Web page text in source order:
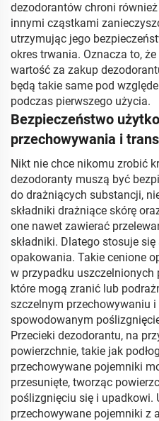
dezodorantów chroni również
innymi cząstkami
utrzymując jego
okres trwania. Oznacza to,
wartość za zakup
będą takie same pod
podczas pierwszego użycia.
Bezpieczeństwo
przechowywania i
Nikt nie chce nikomu zrobić
dezodoranty muszą być
do drażniących substancji,
składniki drażniące skórę
one nawet zawierać
składniki. Dlatego stosuje
opakowania. Takie cenione
w przypadku uszczelnionych
które mogą zranić lub
szczelnym przechowywaniu
spowodowanym
Przecieki dezodorantu, na
powierzchnie, takie jak
przechowywane pojemniki
przesunięte, tworząc
poślizgnięciu się i upadkowi.
przechowywane pojemniki z